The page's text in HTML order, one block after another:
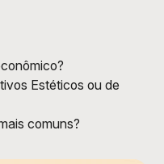
Estéticos ou de
comuns?